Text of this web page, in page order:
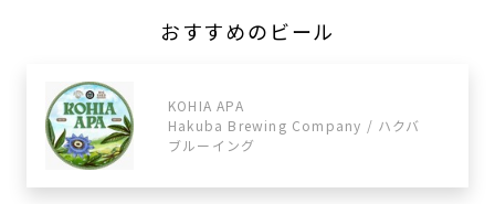
おすすめのビール
KOHIA APA
Hakuba Brewing Company / ハクバ
ブルーイング